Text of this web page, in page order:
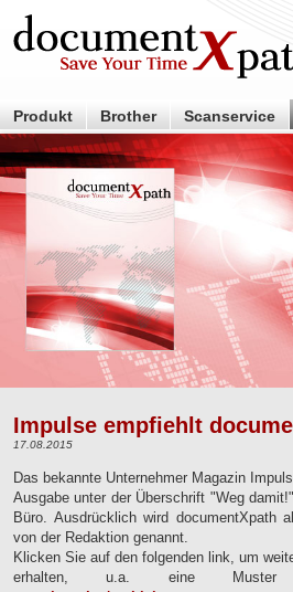
Impulse empfiehlt
17.08.2015
Das bekannte Unternehmer Magazin
Ausgabe unter der Überschrift "Weg
Büro. Ausdrücklich wird documentXpath
von der Redaktion genannt.
Klicken Sie auf den folgenden link, um
erhalten, u.a. eine Muster
Produkt Brother Scanservice
Händler
Partner Über uns